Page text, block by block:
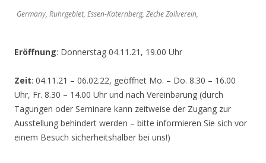
Germany, Ruhrgebiet, Essen-Katernberg, Zeche Zollverein,
Eröffnung: Donnerstag 04.11.21, 19.00 Uhr
Zeit: 04.11.21 – 06.02.22, geöffnet Mo. – Do. 8.30 – 16.00
Uhr, Fr. 8.30 – 14.00 Uhr und nach Vereinbarung (durch
Tagungen oder Seminare kann zeitweise der Zugang zur
Ausstellung behindert werden – bitte informieren Sie sich vor
einem Besuch sicherheitshalber bei uns!)